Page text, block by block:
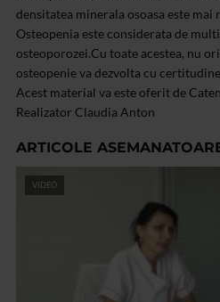
densitatea minerala osoasa este
Osteopenia este considerata de
osteoporozei.Cu toate acestea, nu
osteopenie va dezvolta cu
Acest material va este oferit de
Realizator Claudia Anton
ARTICOLE
VIDEO